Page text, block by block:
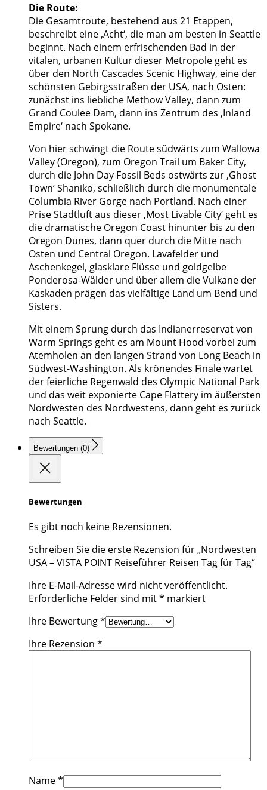
Die Route:
Die Gesamtroute, bestehend aus 21 Etappen,
beschreibt eine ‚Acht‘, die man am besten in Seattle
beginnt. Nach einem erfrischenden Bad in der
vitalen, urbanen Kultur dieser Metropole geht es
über den North Cascades Scenic Highway, eine der
schönsten Gebirgsstraßen der USA, nach Osten:
zunächst ins liebliche Methow Valley, dann zum
Grand Coulee Dam, dann ins Zentrum des ‚Inland
Empire‘ nach Spokane.
Von hier schwingt die Route südwärts zum Wallowa
Valley (Oregon), zum Oregon Trail um Baker City,
durch die John Day Fossil Beds ostwärts zur ‚Ghost
Town‘ Shaniko, schließlich durch die monumentale
Columbia River Gorge nach Portland. Nach einer
Prise Stadtluft aus dieser ‚Most Livable City‘ geht es
die dramatische Oregon Coast hinunter bis zu den
Oregon Dunes, dann quer durch die Mitte nach
Osten und Central Oregon. Lavafelder und
Aschenkegel, glasklare Flüsse und goldgelbe
Ponderosa-Wälder und über allem die Vulkane der
Kaskaden prägen das vielfältige Land um Bend und
Sisters.
Mit einem Sprung durch das Indianerreservat von
Warm Springs geht es am Mount Hood vorbei zum
Atemholen an den langen Strand von Long Beach in
Südwest-Washington. Als krönendes Finale wartet
der feierliche Regenwald des Olympic National Park
und das weit exponierte Cape Flattery im äußersten
Nordwesten des Nordwestens, dann geht es zurück
nach Seattle.
Bewertungen (0)
Bewertungen
Es gibt noch keine Rezensionen.
Schreiben Sie die erste Rezension für „Nordwesten
USA – VISTA POINT Reiseführer Reisen Tag für Tag“
Ihre E-Mail-Adresse wird nicht veröffentlicht.
Erforderliche Felder sind mit* markiert
Ihre Bewertung*
Ihre Rezension *
Name*